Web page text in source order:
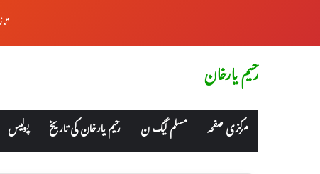
رحیم یارخان
مرکزی صفحہ مسلم لیگ ن رحیم یارخان کی تاریخ پولیس